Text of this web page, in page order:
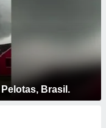
Brasil.